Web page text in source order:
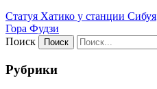
Статуя Хатико у станции Сибуя
Гора Фудзи
Поиск
Рубрики